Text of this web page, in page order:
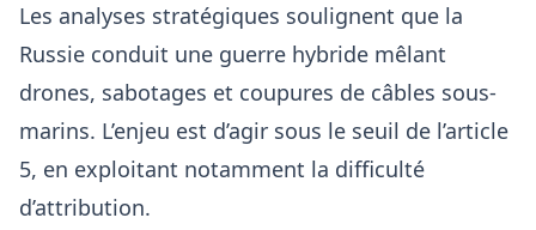
Les analyses stratégiques soulignent que la
Russie conduit une guerre hybride mêlant
drones, sabotages et coupures de câbles sous-
marins. L’enjeu est d’agir sous le seuil de l’article
5, en exploitant notamment la difficulté
d’attribution.